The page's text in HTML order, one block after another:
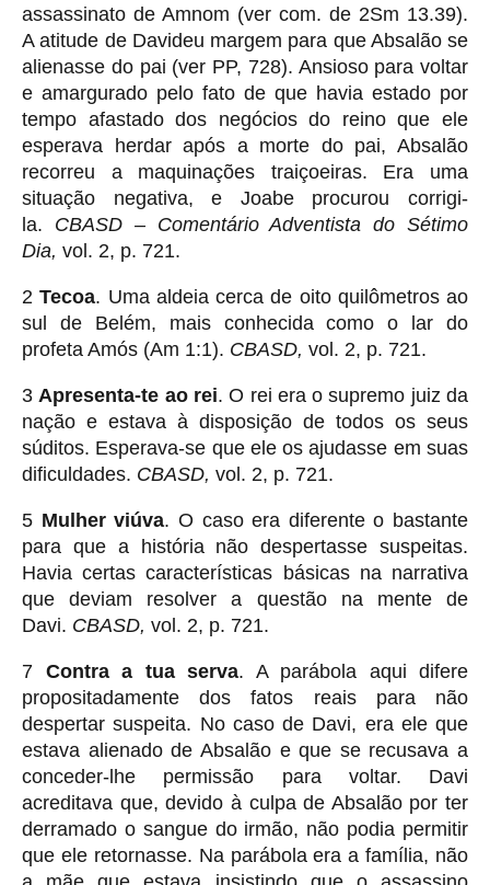
assassinato de Amnom (ver com. de 2Sm 13.39).
A atitude de Davideu margem para que Absalão se
alienasse do pai (ver PP, 728). Ansioso para voltar
e amargurado pelo fato de que havia estado por
tempo afastado dos negócios do reino que ele
esperava herdar após a morte do pai, Absalão
recorreu a maquinações traiçoeiras. Era uma
situação negativa, e Joabe procurou corrigi-
la. CBASD – Comentário Adventista do Sétimo
Dia, vol. 2, p. 721.
2Tecoa. Uma aldeia cerca de oito quilômetros ao
sul de Belém, mais conhecida como o lar do
profeta Amós (Am 1:1). CBASD, vol. 2, p. 721.
3Apresenta-te ao rei. O rei era o supremo juiz da
nação e estava à disposição de todos os seus
súditos. Esperava-se que ele os ajudasse em suas
dificuldades. CBASD, vol. 2, p. 721.
5 Mulher viúva. O caso era diferente o bastante
para que a história não despertasse suspeitas.
Havia certas características básicas na narrativa
que deviam resolver a questão na mente de
Davi. CBASD, vol. 2, p. 721.
7 Contra a tua serva. A parábola aqui difere
propositadamente dos fatos reais para não
despertar suspeita. No caso de Davi, era ele que
estava alienado de Absalão e que se recusava a
conceder-lhe permissão para voltar. Davi
acreditava que, devido à culpa de Absalão por ter
derramado o sangue do irmão, não podia permitir
que ele retornasse. Na parábola era a família, não